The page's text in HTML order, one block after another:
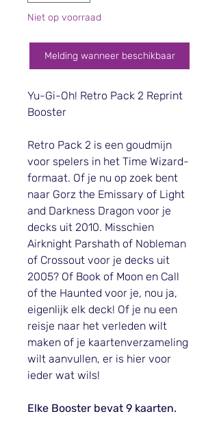
Niet op voorraad
Melding wanneer beschikbaar
Yu-Gi-Oh! Retro Pack 2 Reprint
Booster
Retro Pack 2 is een goudmijn
voor spelers in het Time Wizard-
formaat. Of je nu op zoek bent
naar Gorz the Emissary of Light
and Darkness Dragon voor je
decks uit 2010. Misschien
Airknight Parshath of Nobleman
of Crossout voor je decks uit
2005? Of Book of Moon en Call
of the Haunted voor je, nou ja,
eigenlijk elk deck! Of je nu een
reisje naar het verleden wilt
maken of je kaartenverzameling
wilt aanvullen, er is hier voor
ieder wat wils!
Elke Booster bevat 9 kaarten.